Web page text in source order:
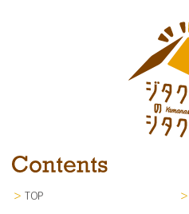
TOP